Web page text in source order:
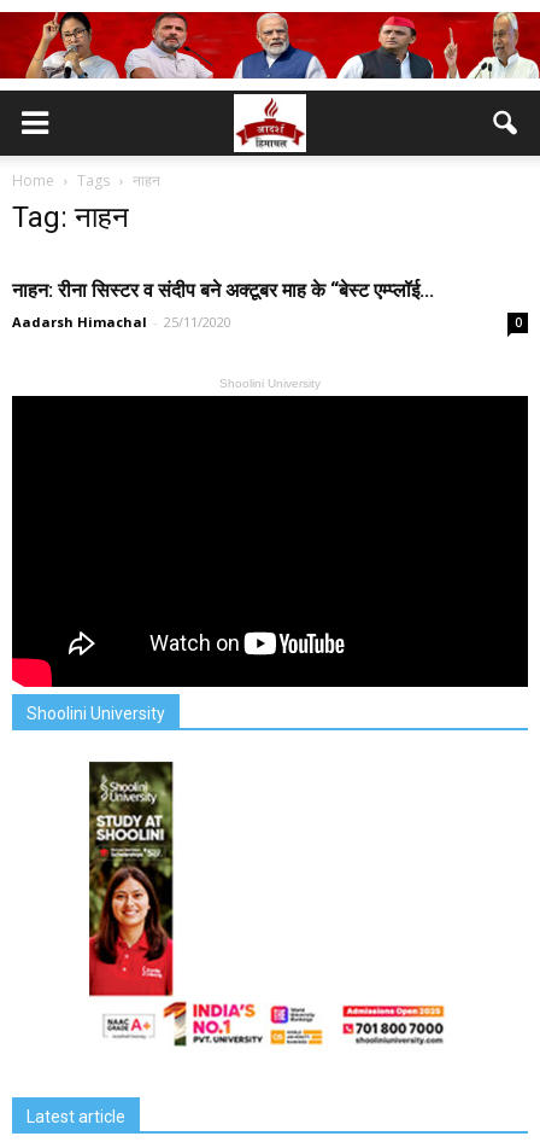
Home Tags नाहन
Tag: नाहन
नाहन: रीना सिस्टर व संदीप बने अक्टूबर माह के “बेस्ट एम्प्लॉई...
Aadarsh Himachal - 25/11/2020 0
Shoolini University
Shoolini University
Latest article